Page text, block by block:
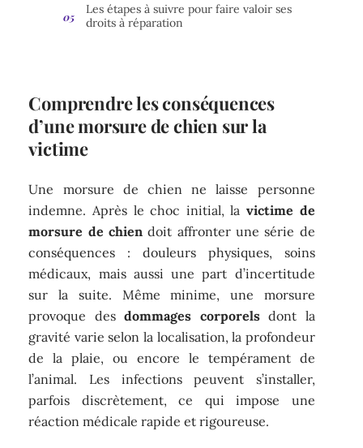
Les étapes à suivre pour faire valoir ses
droits à réparation
Comprendre les conséquences
d’une morsure de chien sur la
victime
Une morsure de chien ne laisse personne
indemne. Après le choc initial, lavictime de
morsure de chien doit affronter une série de
conséquences : douleurs physiques, soins
médicaux, mais aussi une part d’incertitude
sur la suite. Même minime, une morsure
provoque desdommages corporelsdont la
gravité varie selon la localisation, la profondeur
de la plaie, ou encore le tempérament de
l’animal. Les infections peuvent s’installer,
parfois discrètement, ce qui impose une
réaction médicale rapide et rigoureuse.